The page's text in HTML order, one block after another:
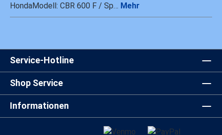
HondaModell: CBR 600 F / Sp… Mehr
Service-Hotline
Shop Service
Informationen